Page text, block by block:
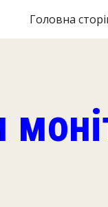
to main content
Головна